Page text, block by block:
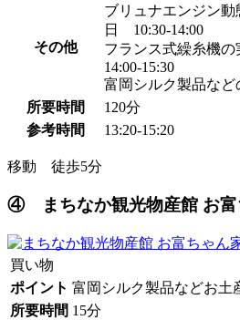
その他
ブリュナエンジン
日 10:30-14:00
フランス式繰糸機
14:00-15:30
富岡シルク製品な
所要時間
120分
参考時間
13:20-15:20
移動 徒歩5分
④ まちなか観光物産館 お富
買い物
ポイント 富岡シルク製品などお土
所要時間 15分